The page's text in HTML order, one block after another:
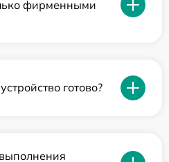
фирменными
готово?